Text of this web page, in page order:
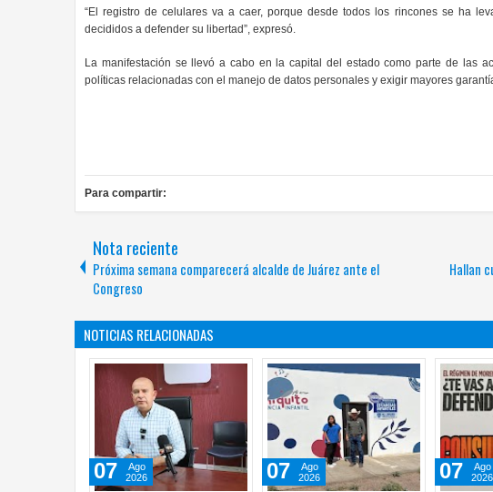
“El registro de celulares va a caer, porque desde todos los rincones se ha
decididos a defender su libertad”, expresó.
La manifestación se llevó a cabo en la capital del estado como parte de las
políticas relacionadas con el manejo de datos personales y exigir mayores
Para compartir:
Nota reciente
Próxima semana comparecerá alcalde de Juárez ante el
Congreso
Hallan
NOTICIAS RELACIONADAS
07
Ago
2026
07
Ago
2026
07
Ago
2026